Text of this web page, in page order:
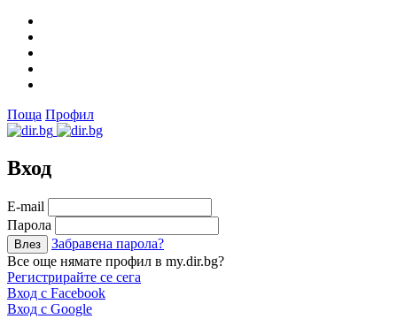
Поща Профил
Вход
Е-mail
Парола
Забравена парола?
Все още нямате профил в my.dir.bg?
Регистрирайте се сега
Вход с Facebook
Вход с Google